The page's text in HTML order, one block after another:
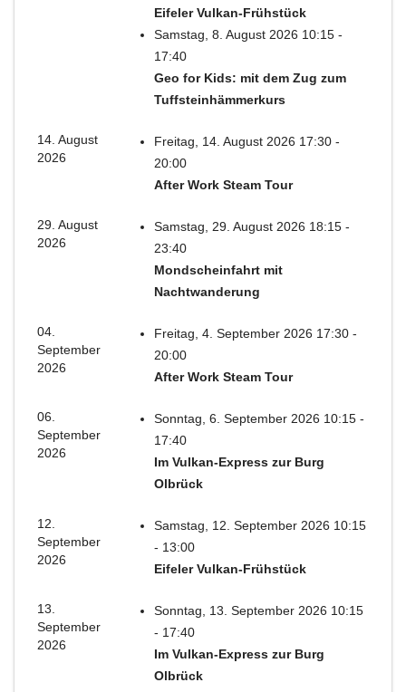
Eifeler Vulkan-Frühstück
Samstag, 8. August 2026 10:15 -
17:40
Geo for Kids: mit dem Zug zum
Tuffsteinhämmerkurs
14. August
2026
Freitag, 14. August 2026 17:30 -
20:00
After Work Steam Tour
29. August
2026
Samstag, 29. August 2026 18:15 -
23:40
Mondscheinfahrt mit
Nachtwanderung
04.
September
2026
Freitag, 4. September 2026 17:30 -
20:00
After Work Steam Tour
06.
September
2026
Sonntag, 6. September 2026 10:15 -
17:40
Im Vulkan-Express zur Burg
Olbrück
12.
September
2026
Samstag, 12. September 2026 10:15
- 13:00
Eifeler Vulkan-Frühstück
13.
September
2026
Sonntag, 13. September 2026 10:15
- 17:40
Im Vulkan-Express zur Burg
Olbrück